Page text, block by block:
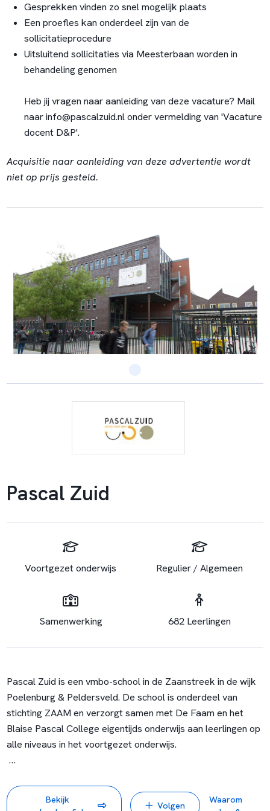
Gesprekken vinden zo snel mogelijk plaats
Een proefles kan onderdeel zijn van de
sollicitatieprocedure
Uitsluitend sollicitaties via Meesterbaan worden in
behandeling genomen
Heb jij vragen naar aanleiding van deze vacature? Mail
naar info@pascalzuid.nl onder vermelding van 'Vacature
docent D&P'.
Acquisitie naar aanleiding van deze advertentie wordt
niet op prijs gesteld.
Pascal Zuid
Voortgezet onderwijs Regulier / Algemeen
Samenwerking 682 Leerlingen
Pascal Zuid is een vmbo-school in de Zaanstreek in de wijk
Poelenburg & Peldersveld. De school is onderdeel van
stichting ZAAM en verzorgt samen met De Faam en het
Blaise Pascal College eigentijds onderwijs aan leerlingen op
alle niveaus in het voortgezet onderwijs.
met een mavo-havoadvies, kunnen op Pascal Zuid terecht.
Met Praktijkschool De Faam bestaat een samenwerking om
Bekijk
Volgen
Waarom